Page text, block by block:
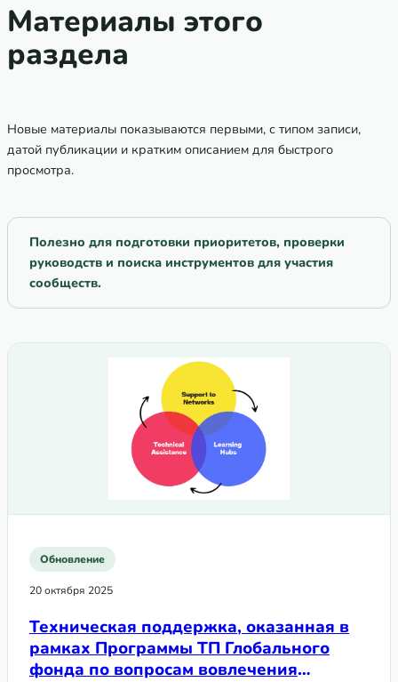
Материалы этого
раздела
Новые материалы показываются первыми, с типом записи,
датой публикации и кратким описанием для быстрого
просмотра.
Полезно для подготовки приоритетов, проверки
руководств и поиска инструментов для участия
сообществ.
Обновление
20 октября 2025
Техническая поддержка, оказанная в
рамках Программы ТП Глобального
фонда по вопросам вовлечения